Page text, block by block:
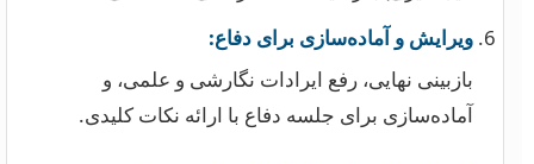
ویرایش و آماده‌سازی برای دفاع:
بازبینی نهایی، رفع ایرادات نگارشی و علمی، و
آماده‌سازی برای جلسه دفاع با ارائه نکات کلیدی.